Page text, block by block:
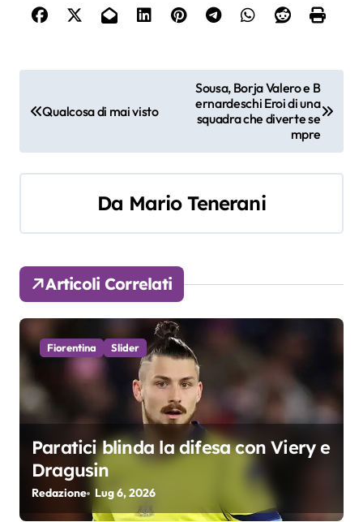
a
v
i
i
o
n
e
a
Qualcosa di mai visto
Sousa, Borja Valero e B
ernardeschi Eroi di una
squadra che diverte se
mpre
Da Mario Tenerani
Articoli Correlati
Fiorentina Slider
Paratici blinda la difesa con Viery e
Dragusin
Redazione Lug 6, 2026